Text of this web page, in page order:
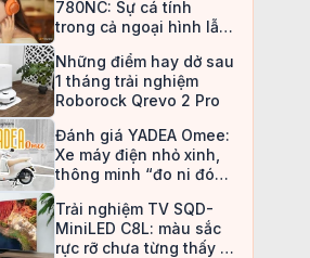
780NC: Sự cá tính
trong cả ngoại hình lẫn
Những điểm hay dở sau
1 tháng trải nghiệm
Roborock Qrevo 2 Pro
Đánh giá YADEA Omee:
Xe máy điện nhỏ xinh,
thông minh “đo ni đóng
Trải nghiệm TV SQD-
MiniLED C8L: màu sắc
rực rỡ chưa từng thấy ở